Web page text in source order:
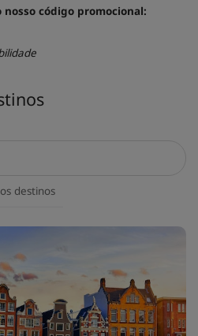
nosso código promocional:
destinos